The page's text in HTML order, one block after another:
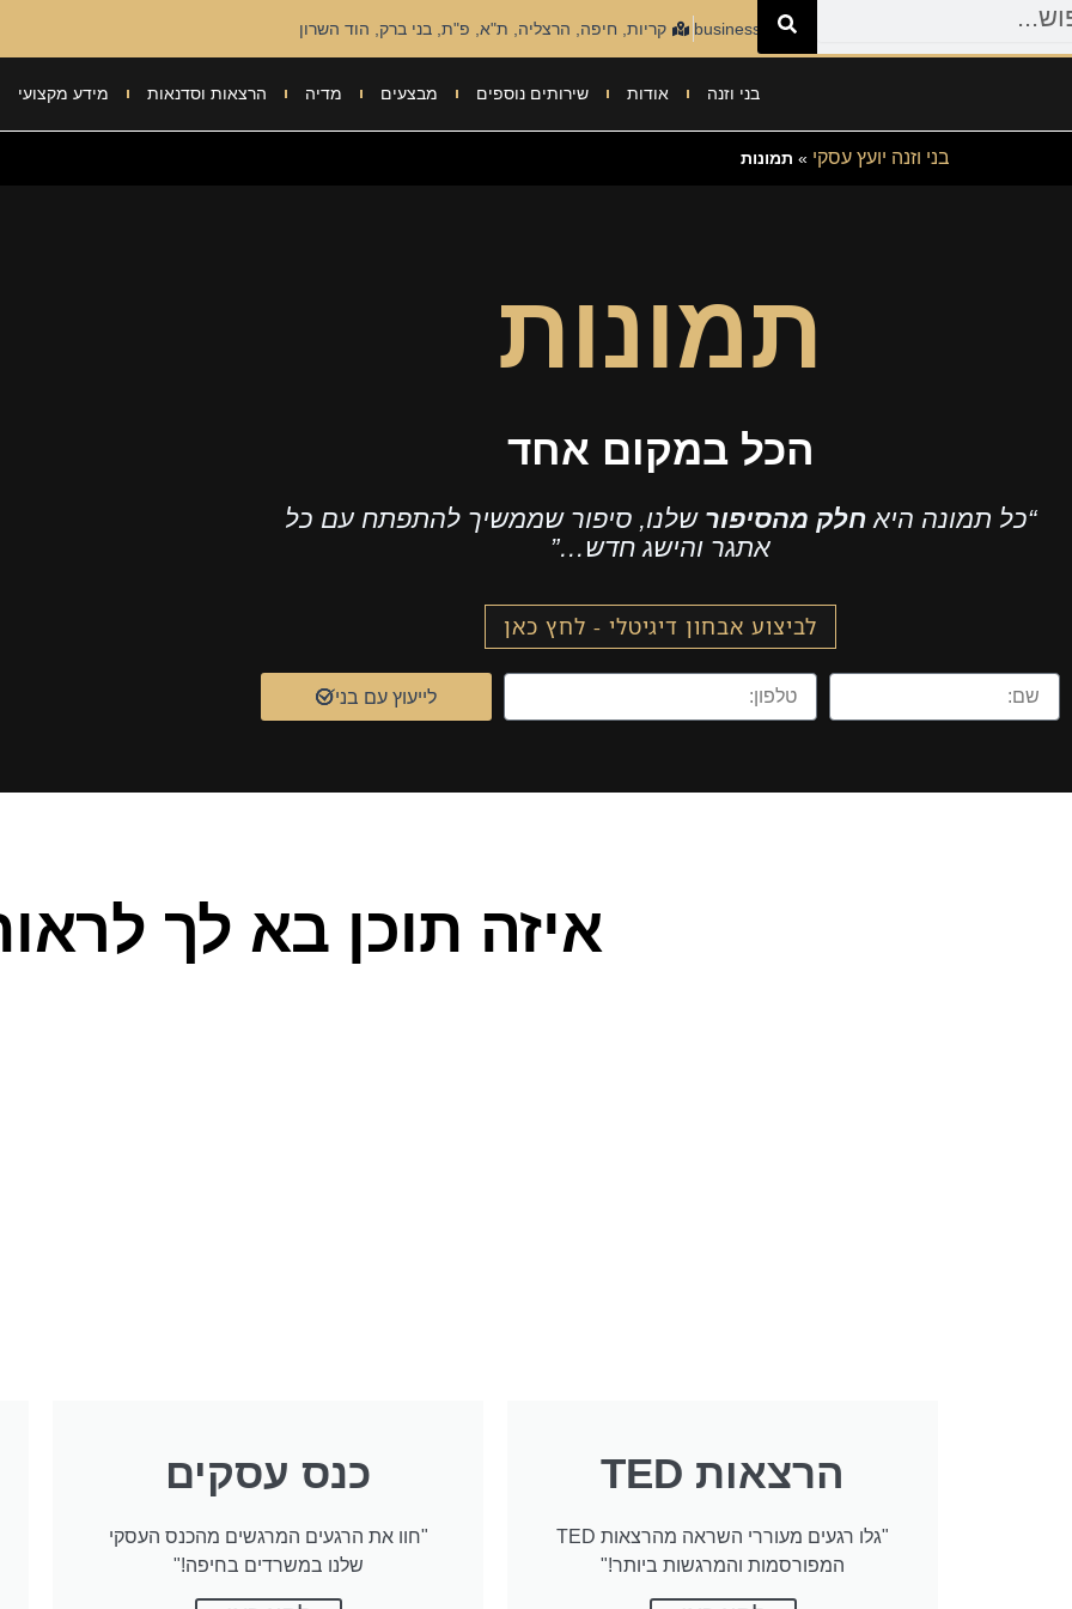
דילוג
050-7817032
business@bmc-israel.com קריות, חיפה, הרצליה, ת"א, פ"ת, בני ברק, הוד השרון
בני וזנה אודות שירותים נוספים מבצעים מדיה הרצאות וסדנאות מידע מקצועי
בני וזנה יועץ עסקי » תמונות
תמונות
הכל במקום אחד
“כל תמונה היא חלק מהסיפור שלנו, סיפור שממשיך להתפתח עם כל
אתגר והישג חדש…”
לביצוע אבחון דיגיטלי - לחץ כאן
לייעוץ עם בני
איזה תוכן בא לך
הרצאות TED
"גלו רגעים מעוררי השראה מהרצאות TED
המפורסמות והמרגשות ביותר!"
כנס עסקים
"חוו את הרגעים המרגשים מהכנס העסקי
שלנו במשרדים בחיפה!"